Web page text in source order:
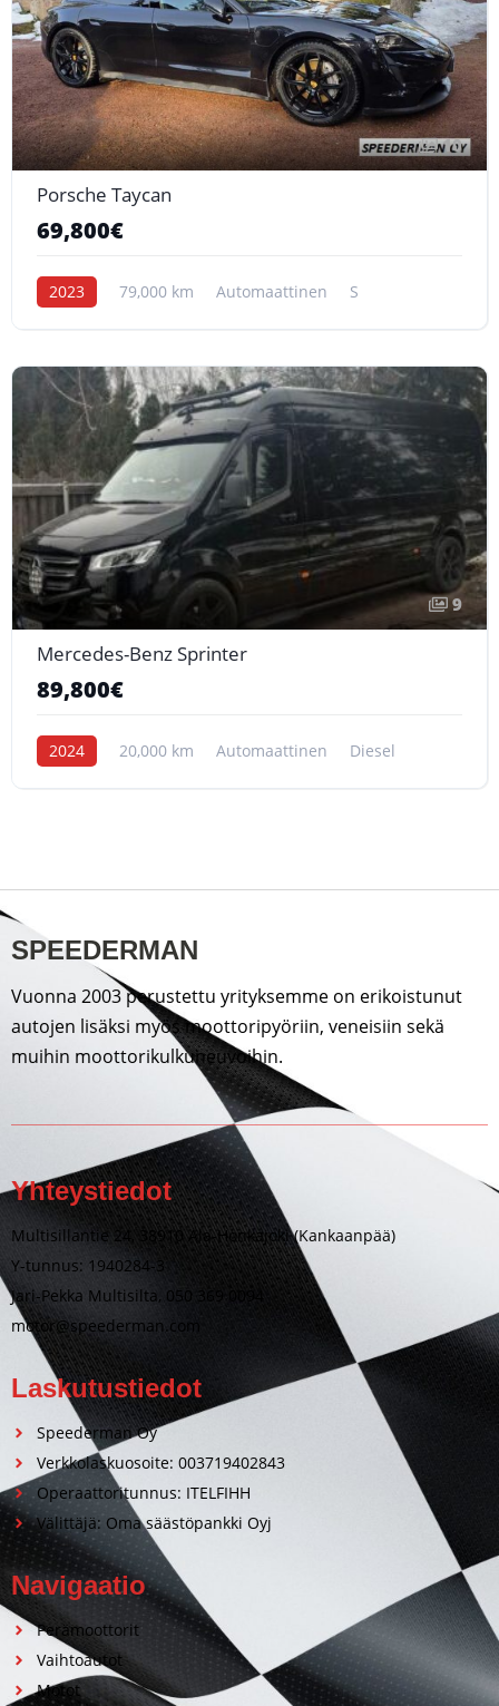
10
Porsche Taycan
69,800€
2023 79,000 km Automaattinen S
9
Mercedes-Benz Sprinter
89,800€
2024 20,000 km Automaattinen Diesel
SPEEDERMAN
Vuonna 2003 perustettu yrityksemme on erikoistunut
autojen lisäksi myös moottoripyöriin, veneisiin sekä
muihin moottorikulkuneuvoihin.
Yhteystiedot
Multisillantie 24, 38910 Ala-Honkajoki (Kankaanpää)
Y-tunnus: 1940284-3
Jari-Pekka Multisilta, 050 369 0094
motor@speederman.com
Laskutustiedot
Speederman Oy
Verkkolaskuosoite: 003719402843
Operaattoritunnus: ITELFIHH
Välittäjä: Oma säästöpankki Oyj
Navigaatio
Perämoottorit
Vaihtoautot
Motot